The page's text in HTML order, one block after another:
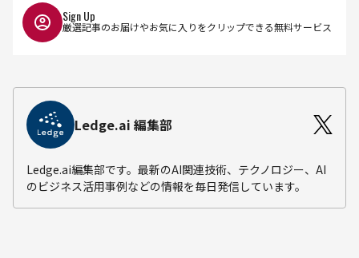
Sign Up
厳選記事のお届けやお気に入りをクリップできる無料サービス
Ledge.ai 編集部
Ledge.ai編集部です。最新のAI関連技術、テクノロジー、AI
のビジネス活用事例などの情報を毎日発信しています。